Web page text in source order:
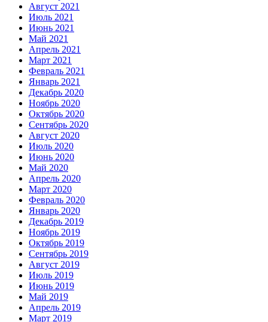
Август 2021
Июль 2021
Июнь 2021
Май 2021
Апрель 2021
Март 2021
Февраль 2021
Январь 2021
Декабрь 2020
Ноябрь 2020
Октябрь 2020
Сентябрь 2020
Август 2020
Июль 2020
Июнь 2020
Май 2020
Апрель 2020
Март 2020
Февраль 2020
Январь 2020
Декабрь 2019
Ноябрь 2019
Октябрь 2019
Сентябрь 2019
Август 2019
Июль 2019
Июнь 2019
Май 2019
Апрель 2019
Март 2019